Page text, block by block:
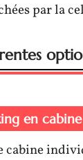
par la
en
cabine